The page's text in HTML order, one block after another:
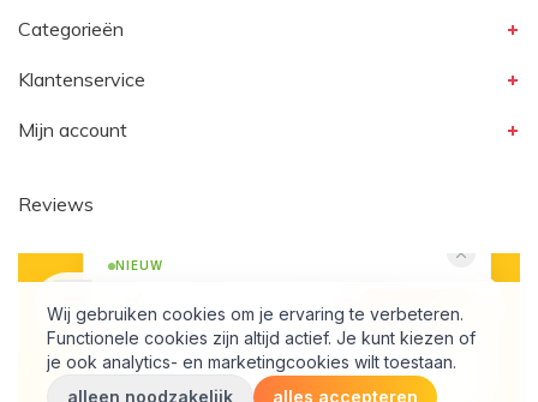
Categorieën
Klantenservice
Mijn account
Reviews